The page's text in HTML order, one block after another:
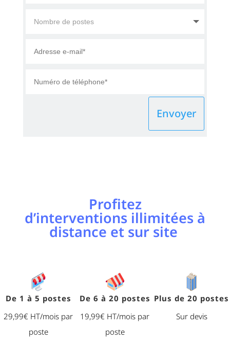
Envoyer
Profitez
d’interventions illimitées à
distance et sur site
De 1 à 5 postes
29,99€ HT/mois par
poste
De 6 à 20 postes
19,99€ HT/mois par
poste
Plus de 20 postes
Sur devis